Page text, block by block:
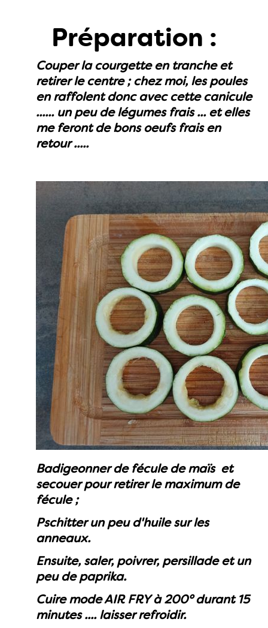
Préparation :
Couper la courgette en tranche et
retirer le centre ; chez moi, les poules
en raffolent donc avec cette canicule
...... un peu de légumes frais ... et elles
me feront de bons oeufs frais en
retour .....
Badigeonner de fécule de maïs et
secouer pour retirer le maximum de
fécule ;
Pschitter un peu d'huile sur les
anneaux.
Ensuite, saler, poivrer, persillade et un
peu de paprika.
Cuire mode AIR FRY à 200° durant 15
minutes .... laisser refroidir.